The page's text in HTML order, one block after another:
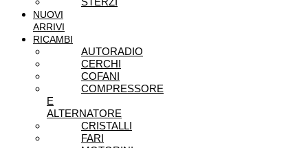
NUOVI
ARRIVI
RICAMBI
AUTORADIO
CERCHI
COFANI
COMPRESSORE
E
ALTERNATORE
CRISTALLI
FARI